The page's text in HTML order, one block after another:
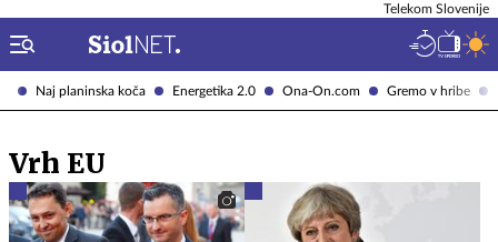
Naj planinska koča Energetika 2.0 Ona-On.com Gremo v hribe
Telekom Slovenije
Vrh EU